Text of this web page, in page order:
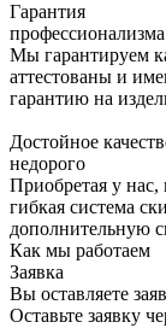
Гарантия
профессионализма
Мы гарантируем
аттестованы и
гарантию на
Достойное
недорого
Приобретая у нас,
гибкая система
дополнительную
Как мы работаем
Заявка
Вы оставляете
Оставьте заявку